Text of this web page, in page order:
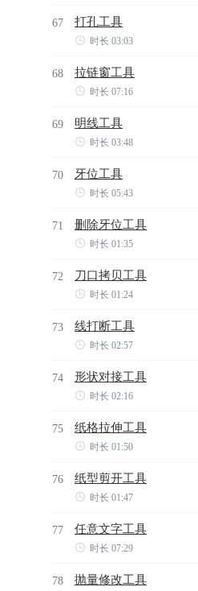
67 打孔工具
 时长 03:03
68 拉链窗工具
 时长 07:16
69 明线工具
 时长 03:48
70 牙位工具
 时长 05:43
71 删除牙位工具
 时长 01:35
72 刀口拷贝工具
 时长 01:24
73 线打断工具
 时长 02:57
74 形状对接工具
 时长 02:16
75 纸格拉伸工具
 时长 01:50
76 纸型剪开工具
 时长 01:47
77 任意文字工具
 时长 07:29
78 抛量修改工具